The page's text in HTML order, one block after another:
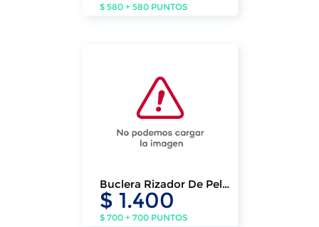
$ 580 + 580 PUNTOS
Buclera Rizador De Pelo
Klasse Onduladora De
Cabello
$ 1.400
$ 700 + 700 PUNTOS